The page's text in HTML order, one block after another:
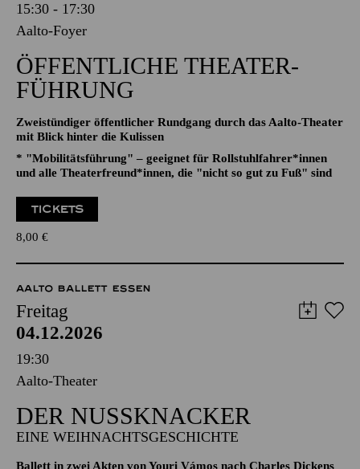
Freitag
04.12.2026
15:30 - 17:30
Aalto-Foyer
ÖFFENTLICHE THEATER­
FÜHRUNG
Zweistündiger öffentlicher Rundgang durch das Aalto-Theater
* "Mobilitätsführung" – geeignet für Rollstuhlfahrer*innen
und alle Theaterfreund*innen, die "nicht so gut zu Fuß" sind
8,00 €
AALTO BALLETT ESSEN
Freitag
04.12.2026
19:30
Aalto-Theater